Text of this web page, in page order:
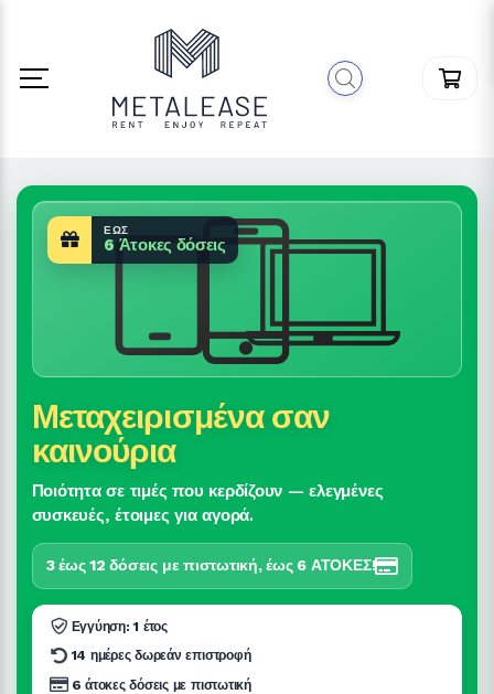
ΈΩΣ
6 Άτοκες δόσεις
Μεταχειρισμένα σαν
καινούρια
Ποιότητα σε τιμές που κερδίζουν — ελεγμένες
συσκευές, έτοιμες για αγορά.
3 έως 12 δόσεις με πιστωτική, έως 6 ΑΤΟΚΕΣ!
Εγγύηση: 1 έτος
14 ημέρες δωρεάν επιστροφή
6 άτοκες δόσεις με πιστωτική